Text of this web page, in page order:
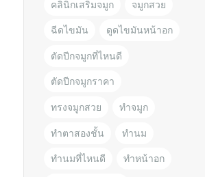
คลินิกเสริมจมูก จมูกสวย
ฉีดไขมัน ดูดไขมันหน้าอก
ตัดปีกจมูกที่ไหนดี
ตัดปีกจมูกราคา
ทรงจมูกสวย ทำจมูก
ทำตาสองชั้น ทำนม
ทำนมที่ไหนดี ทำหน้าอก